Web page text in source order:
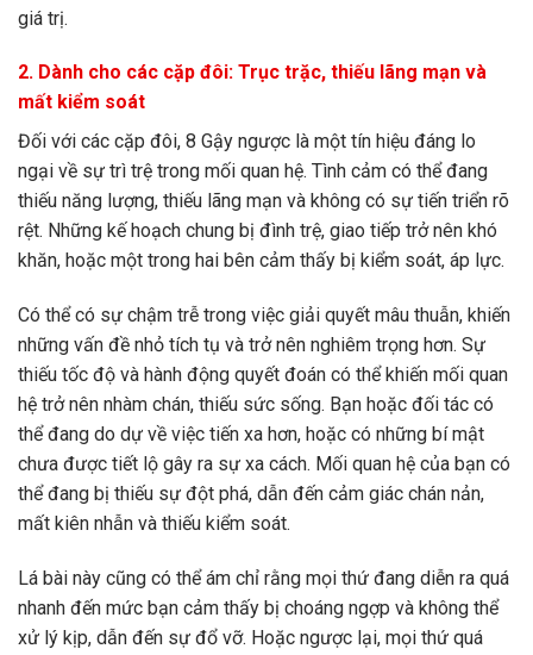
giá trị.
2. Dành cho các cặp đôi: Trục trặc, thiếu lãng mạn và
mất kiểm soát
Đối với các cặp đôi, 8 Gậy ngược là một tín hiệu đáng lo
ngại về sự trì trệ trong mối quan hệ. Tình cảm có thể đang
thiếu năng lượng, thiếu lãng mạn và không có sự tiến triển rõ
rệt. Những kế hoạch chung bị đình trệ, giao tiếp trở nên khó
khăn, hoặc một trong hai bên cảm thấy bị kiểm soát, áp lực.
Có thể có sự chậm trễ trong việc giải quyết mâu thuẫn, khiến
những vấn đề nhỏ tích tụ và trở nên nghiêm trọng hơn. Sự
thiếu tốc độ và hành động quyết đoán có thể khiến mối quan
hệ trở nên nhàm chán, thiếu sức sống. Bạn hoặc đối tác có
thể đang do dự về việc tiến xa hơn, hoặc có những bí mật
chưa được tiết lộ gây ra sự xa cách. Mối quan hệ của bạn có
thể đang bị thiếu sự đột phá, dẫn đến cảm giác chán nản,
mất kiên nhẫn và thiếu kiểm soát.
Lá bài này cũng có thể ám chỉ rằng mọi thứ đang diễn ra quá
nhanh đến mức bạn cảm thấy bị choáng ngợp và không thể
xử lý kịp, dẫn đến sự đổ vỡ. Hoặc ngược lại, mọi thứ quá